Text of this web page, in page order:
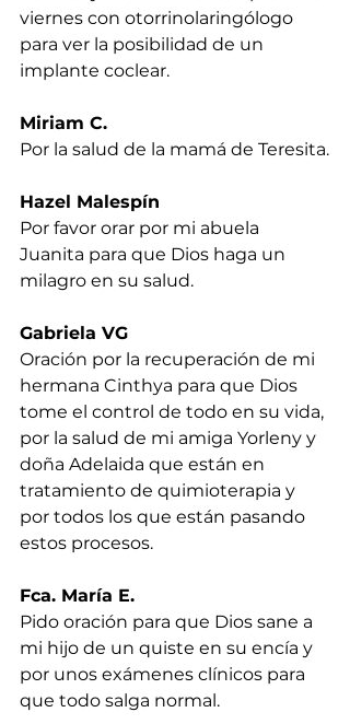
viernes con otorrinolaringólogo
para ver la posibilidad de un
implante coclear.
Miriam C.
Por la salud de la mamá de Teresita.
Hazel Malespín
Por favor orar por mi abuela
Juanita para que Dios haga un
milagro en su salud.
Gabriela VG
Oración por la recuperación de mi
hermana Cinthya para que Dios
tome el control de todo en su vida,
por la salud de mi amiga Yorleny y
doña Adelaida que están en
tratamiento de quimioterapia y
por todos los que están pasando
estos procesos.
Fca. María E.
Pido oración para que Dios sane a
mi hijo de un quiste en su encía y
por unos exámenes clínicos para
que todo salga normal.